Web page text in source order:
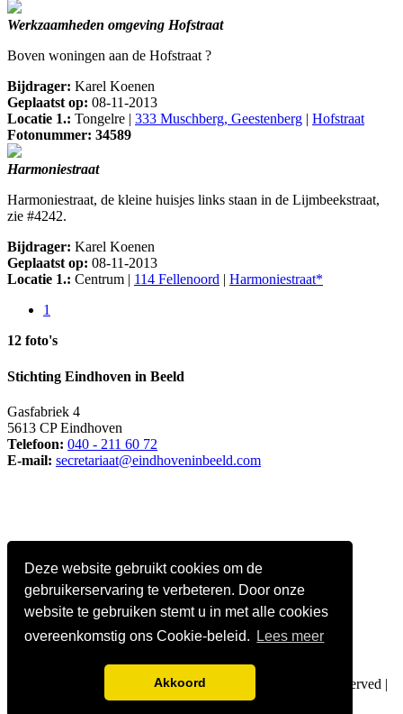
Deze website gebruikt cookies om de
gebruikerservaring te verbeteren. Door onze
website te gebruiken stemt u in met alle cookies
overeenkomstig ons Cookie-beleid.
Lees meer
Akkoord
Werkzaamheden omgeving Hofstraat
Boven woningen aan de Hofstraat ?
Bijdrager: Karel Koenen
Geplaatst op: 08-11-2013
Locatie 1.: Tongelre | 333 Muschberg, Geestenberg | Hofstraat
Fotonummer: 34589
Harmoniestraat
Harmoniestraat, de kleine huisjes links staan in de Lijmbeekstraat,
zie #4242.
Bijdrager: Karel Koenen
Geplaatst op: 08-11-2013
Locatie 1.: Centrum | 114 Fellenoord | Harmoniestraat*
1
12 foto's
Stichting Eindhoven in Beeld
Gasfabriek 4
5613 CP Eindhoven
Telefoon: 040 - 211 60 72
E-mail: secretariaat@eindhoveninbeeld.com
Stichting Eindhoven in Beeld
. All Rights Reserved |